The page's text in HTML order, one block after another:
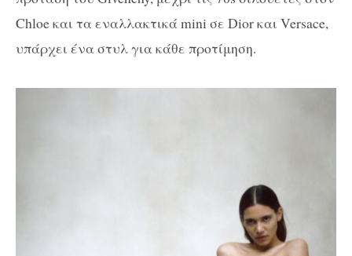
Chloe και τα εναλλακτικά mini σε Dior και Versace,
υπάρχει ένα στυλ για κάθε προτίμηση.